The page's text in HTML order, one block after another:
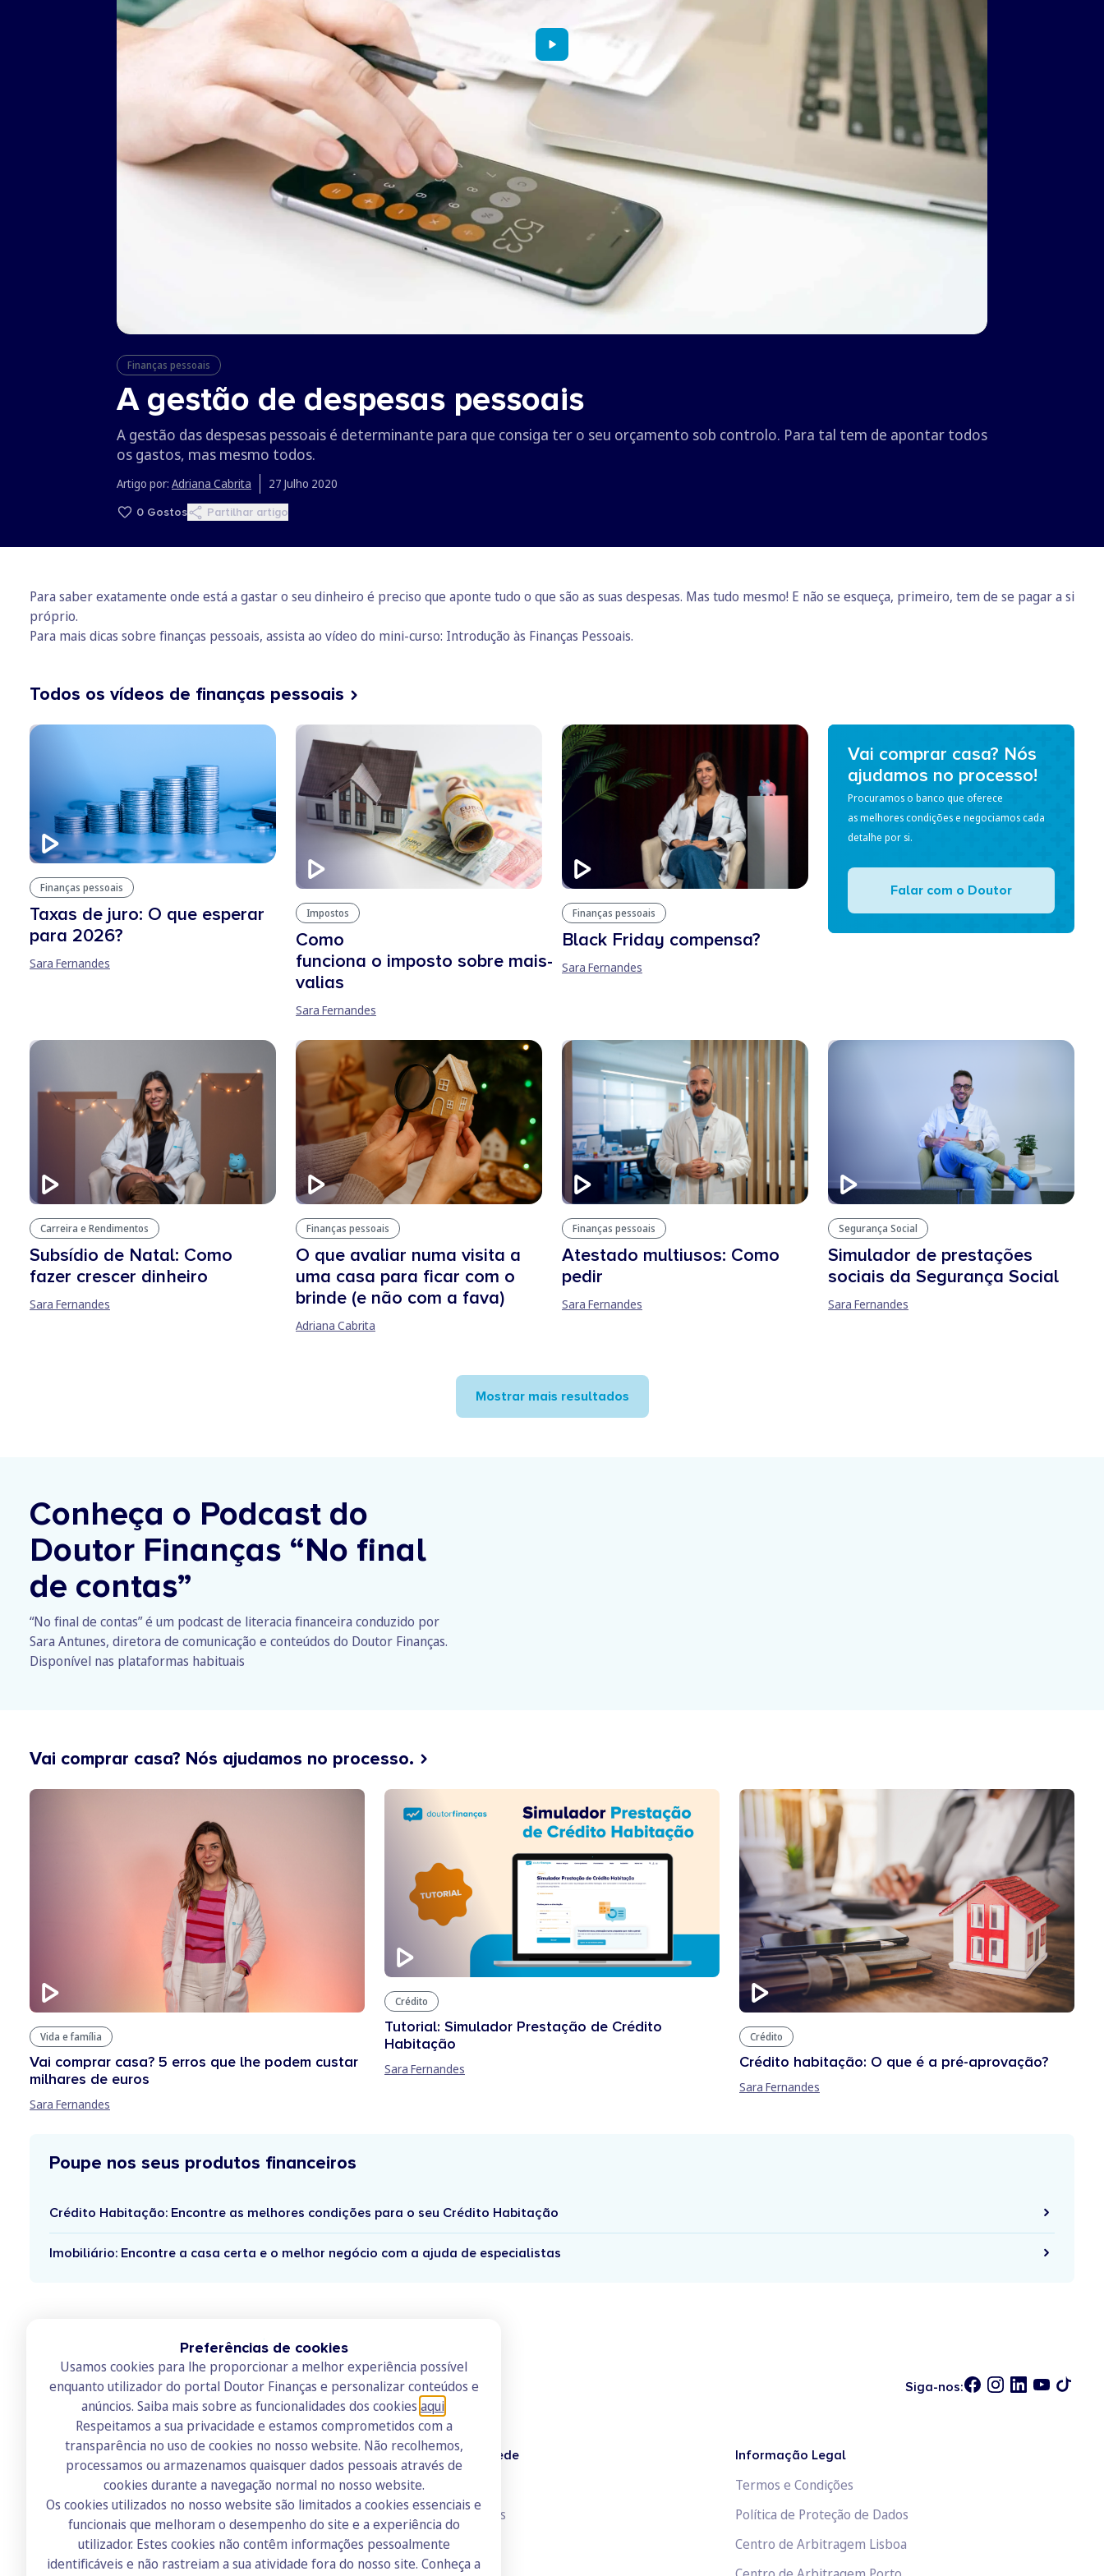
Finanças pessoais
A gestão de despesas pessoais
A gestão das despesas pessoais é determinante para que consiga ter o seu orçamento sob controlo. Para tal tem de apontar todos
os gastos, mas mesmo todos.
Artigo por: Adriana Cabrita 27 Julho 2020
0 Gostos Partilhar artigo
Para saber exatamente onde está a gastar o seu dinheiro é preciso que aponte tudo o que são as suas despesas. Mas tudo mesmo! E não se esqueça, primeiro, tem de se pagar a si
próprio.
Para mais dicas sobre finanças pessoais, assista ao vídeo do mini-curso: Introdução às Finanças Pessoais.
Todos os vídeos de finanças pessoais
Finanças pessoais
Taxas de juro: O que esperar
para 2026?
Sara Fernandes
Impostos
Como
funciona o imposto sobre mais-
valias
Sara Fernandes
Finanças pessoais
Black Friday compensa?
Sara Fernandes
Vai comprar casa? Nós
ajudamos no processo!
Procuramos o banco que oferece
as melhores condições e negociamos cada
detalhe por si.
Falar com o Doutor
Carreira e Rendimentos
Subsídio de Natal: Como
fazer crescer dinheiro
Sara Fernandes
Finanças pessoais
O que avaliar numa visita a
uma casa para ficar com o
brinde (e não com a fava)
Adriana Cabrita
Finanças pessoais
Atestado multiusos: Como
pedir
Sara Fernandes
Segurança Social
Simulador de prestações
sociais da Segurança Social
Sara Fernandes
Mostrar mais resultados
Conheça o Podcast do
Doutor Finanças “No final
de contas”
“No final de contas” é um podcast de literacia financeira conduzido por
Sara Antunes, diretora de comunicação e conteúdos do Doutor Finanças.
Disponível nas plataformas habituais
Vai comprar casa? Nós ajudamos no processo.
Vida e família
Vai comprar casa? 5 erros que lhe podem custar
milhares de euros
Sara Fernandes
Crédito
Tutorial: Simulador Prestação de Crédito
Habitação
Sara Fernandes
Crédito
Crédito habitação: O que é a pré-aprovação?
Sara Fernandes
Poupe nos seus produtos financeiros
Crédito Habitação: Encontre as melhores condições para o seu Crédito Habitação
Imobiliário: Encontre a casa certa e o melhor negócio com a ajuda de especialistas
Preferências de cookies
Usamos cookies para lhe proporcionar a melhor experiência possível
enquanto utilizador do portal Doutor Finanças e personalizar conteúdos e
anúncios. Saiba mais sobre as funcionalidades dos cookies aqui
Respeitamos a sua privacidade e estamos comprometidos com a
transparência no uso de cookies no nosso website. Não recolhemos,
processamos ou armazenamos quaisquer dados pessoais através de
cookies durante a navegação normal no nosso website.
Os cookies utilizados no nosso website são limitados a cookies essenciais e
funcionais que melhoram o desempenho do site e a experiência do
utilizador. Estes cookies não contêm informações pessoalmente
identificáveis e não rastreiam a sua atividade fora do nosso site. Conheça a
Siga-nos:
Doutor Finanças
Contactos
Recrutamento
Doutor Finanças Rede
Junte-se à Rede
Consulte todos os ICs
Informação Legal
Termos e Condições
Política de Proteção de Dados
Centro de Arbitragem Lisboa